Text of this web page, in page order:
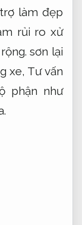
làm đẹp
rủi ro xử
sơn lại
xe, Tư vấn
phận như